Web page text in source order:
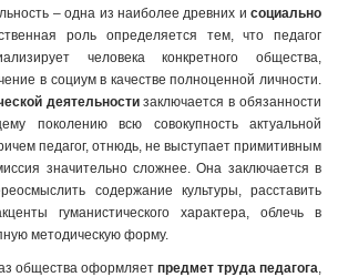
– одна из наиболее древних и социально
роль определяется тем, что педагог
человека конкретного общества,
в социум в качестве полноценной личности.
деятельностизаключается в обязанности
поколению всю совокупность актуальной
педагог, отнюдь, не выступает примитивным
значительно сложнее. Она заключается в
содержание культуры, расставить
гуманистического характера, облечь в
методическую форму.
общества оформляет предмет труда педагога,